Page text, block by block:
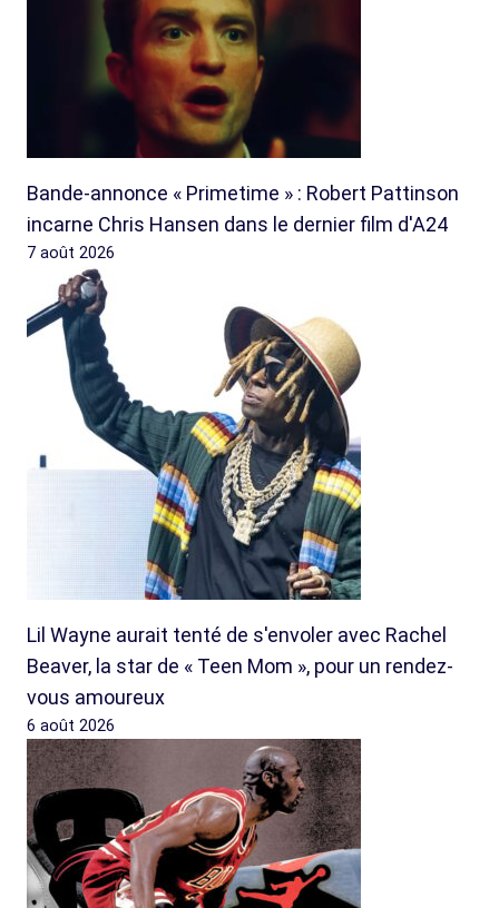
Bande-annonce « Primetime » : Robert Pattinson
incarne Chris Hansen dans le dernier film d'A24
7 août 2026
Lil Wayne aurait tenté de s'envoler avec Rachel
Beaver, la star de « Teen Mom », pour un rendez-
vous amoureux
6 août 2026